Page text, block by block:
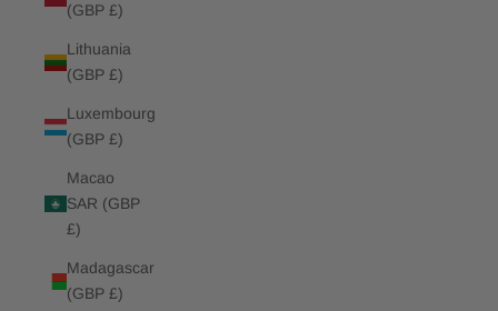
(GBP £)
Lithuania
(GBP £)
Luxembourg
(GBP £)
Macao
SAR (GBP
£)
Madagascar
(GBP £)